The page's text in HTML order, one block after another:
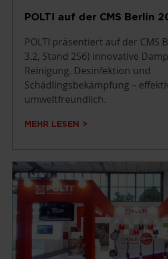
POLTI auf der CMS Berlin
POLTI präsentiert auf der CMS
3.2, Stand 256) innovative
Reinigung, Desinfektion und
Schädlingsbekämpfung –
umweltfreundlich.
MEHR LESEN